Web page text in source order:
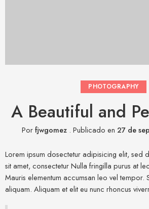
PHOTOGRAPHY
A Beautiful and
Porfjwgomez . Publicado en 27 de
Lorem ipsum dosectetur adipisicing elit, sed
sit amet, consectetur Nulla fringilla purus at
Mauris elementum accumsan leo vel tempor.
aliquam. Aliquam et elit eu nunc rhoncus